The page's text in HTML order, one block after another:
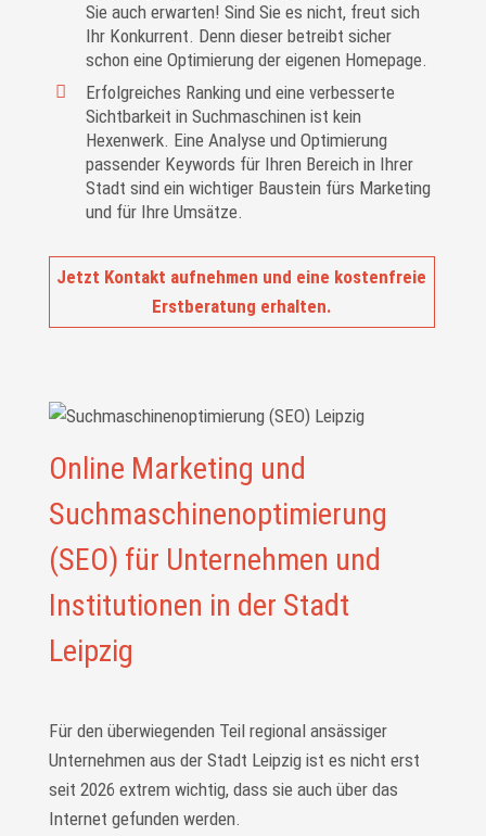
Sie auch erwarten! Sind Sie es nicht, freut sich
Ihr Konkurrent. Denn dieser betreibt sicher
schon eine Optimierung der eigenen Homepage.
Erfolgreiches Ranking und eine verbesserte
Sichtbarkeit in Suchmaschinen ist kein
Hexenwerk. Eine Analyse und Optimierung
passender Keywords für Ihren Bereich in Ihrer
Stadt sind ein wichtiger Baustein fürs Marketing
und für Ihre Umsätze.
Jetzt Kontakt aufnehmen und eine kostenfreie
Erstberatung erhalten.
Online Marketing und
Suchmaschinenoptimierung
(SEO) für Unternehmen und
Institutionen in der Stadt
Leipzig
Für den überwiegenden Teil regional ansässiger
Unternehmen aus der Stadt Leipzig ist es nicht erst
seit 2026 extrem wichtig, dass sie auch über das
Internet gefunden werden.